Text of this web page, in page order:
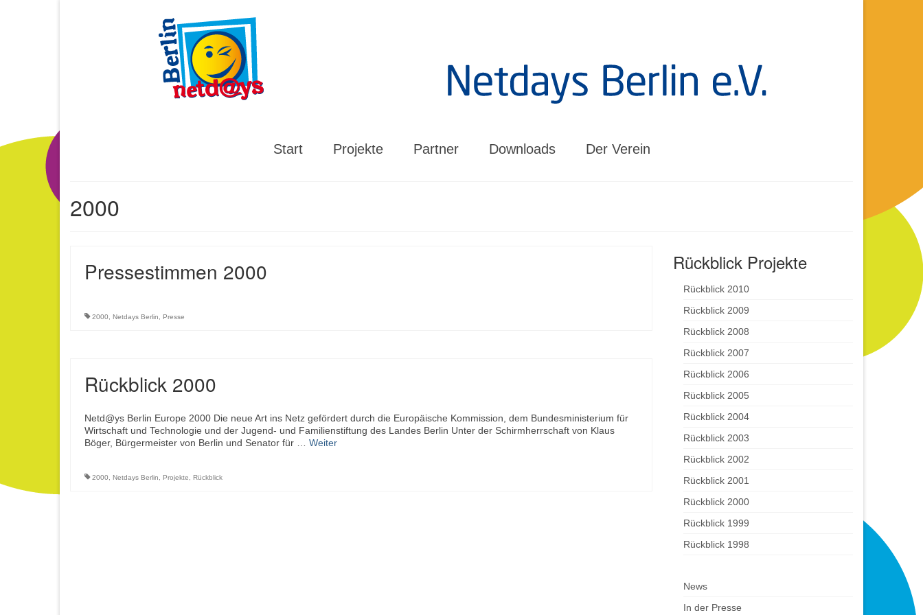
Start Projekte Partner Downloads Der Verein
2000
Pressestimmen 2000
2000 Netdays Berlin Presse
Rückblick 2000
Netd@ys Berlin Europe 2000 Die neue Art ins Netz gefördert durch die Europäische Kommission, dem Bundesministerium für
Wirtschaft und Technologie und der Jugend- und Familienstiftung des Landes Berlin Unter der Schirmherrschaft von Klaus
Böger, Bürgermeister von Berlin und Senator für … Weiter
2000 Netdays Berlin Projekte Rückblick
Rückblick Projekte
Rückblick 2010
Rückblick 2009
Rückblick 2008
Rückblick 2007
Rückblick 2006
Rückblick 2005
Rückblick 2004
Rückblick 2003
Rückblick 2002
Rückblick 2001
Rückblick 2000
Rückblick 1999
Rückblick 1998
News
In der Presse